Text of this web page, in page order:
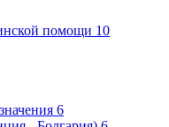
помощи 10
6